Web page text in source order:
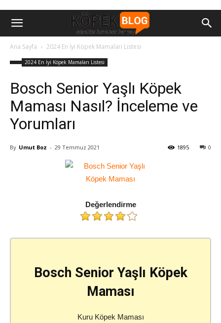
Ana Sayfa 2024 En İyi Köpek Mamaları Listesi
2024 En İyi Köpek Mamaları Listesi
Bosch Senior Yaşlı Köpek
Maması Nasıl? İnceleme ve
Yorumları
By Umut Boz - 29 Temmuz 2021 0
1895
Değerlendirme
Bosch Senior Yaşlı Köpek
Maması
Kuru Köpek Maması